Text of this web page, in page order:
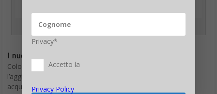
Apple annuncia AirPod con ricarica wireless e comandi vocali
I nuovi Apple AirPods
Coloro che desiderano semplicemente effettuare
l’aggiornamento alla custodia di ricarica wireless possono
acquistarla a 89 euro presso i rivenditori autorizzati Apple.
Privacy*
Accetto la
Privacy Policy